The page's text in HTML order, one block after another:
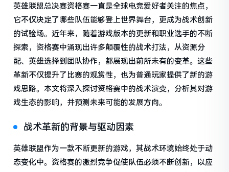
英雄联盟总决赛资格赛一直是全球电竞爱好者关注的焦点，
它不仅决定了哪些队伍能够登上世界舞台，更成为战术创新
的试验场。近年来，随着游戏版本的更新和职业选手的不断
探索，资格赛中涌现出许多颠覆性的战术打法，从资源分
配、英雄选择到团队协作，都展现出前所未有的变革。这些
革新不仅提升了比赛的观赏性，也为普通玩家提供了新的游
戏思路。本文将深入探讨资格赛中的战术演变，分析其对游
戏生态的影响，并预测未来可能的发展方向。
战术革新的背景与驱动因素
英雄联盟作为一款不断更新的游戏，其战术环境始终处于动
态变化中。资格赛的激烈竞争促使队伍必须不断创新，以应